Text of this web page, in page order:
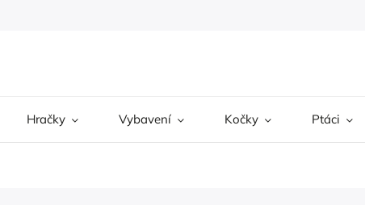
Hračky Vybavení Kočky Ptáci